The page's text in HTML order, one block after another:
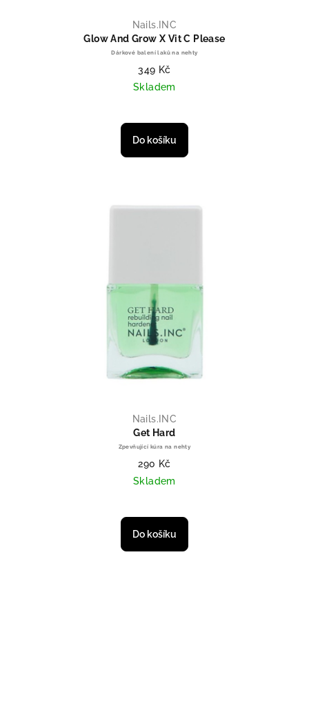
Nails.INC
Glow And Grow X Vit C Please
Dárkové balení laků na nehty
349 Kč
Skladem
Do košíku
Nails.INC
Get Hard
Zpevňující kúra na nehty
290 Kč
Skladem
Do košíku